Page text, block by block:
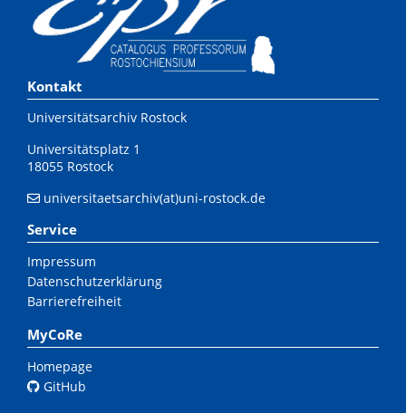
Kontakt
Universitätsarchiv Rostock
Universitätsplatz 1
18055 Rostock
universitaetsarchiv(at)uni-rostock.de
Service
Impressum
Datenschutzerklärung
Barrierefreiheit
MyCoRe
Homepage
GitHub